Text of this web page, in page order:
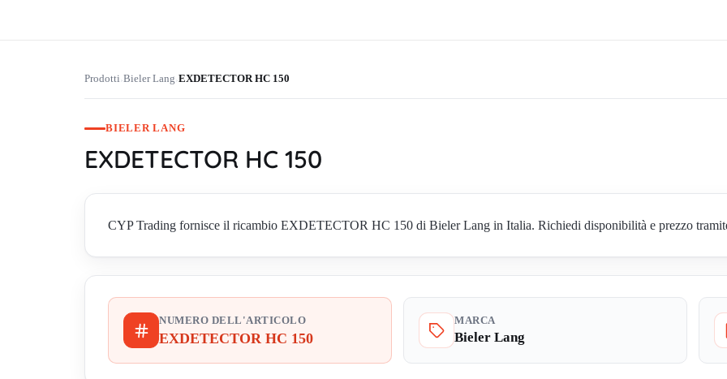
Prodotti›Bieler Lang›EXDETECTOR HC 150
BIELER LANG
EXDETECTOR HC 150
CYP Trading fornisce il ricambio EXDETECTOR HC 150 di Bieler Lang in Italia. Richiedi disponibilità e prezzo
NUMERO DELL'ARTICOLO
EXDETECTOR HC 150
MARCA
Bieler Lang